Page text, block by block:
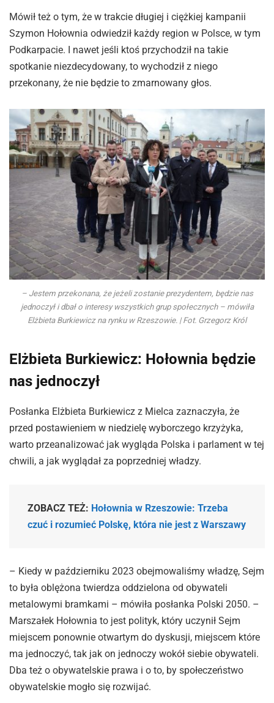
Mówił też o tym, że w trakcie długiej i ciężkiej kampanii
Szymon Hołownia odwiedził każdy region w Polsce, w tym
Podkarpacie. I nawet jeśli ktoś przychodził na takie
spotkanie niezdecydowany, to wychodził z niego
przekonany, że nie będzie to zmarnowany głos.
– Jestem przekonana, że jeżeli zostanie prezydentem, będzie nas
jednoczył i dbał o interesy wszystkich grup społecznych – mówiła
Elżbieta Burkiewicz na rynku w Rzeszowie. | Fot. Grzegorz Król
Elżbieta Burkiewicz: Hołownia będzie
nas jednoczył
Posłanka Elżbieta Burkiewicz z Mielca zaznaczyła, że
przed postawieniem w niedzielę wyborczego krzyżyka,
warto przeanalizować jak wygląda Polska i parlament w tej
chwili, a jak wyglądał za poprzedniej władzy.
ZOBACZ TEŻ: Hołownia w Rzeszowie: Trzeba
czuć i rozumieć Polskę, która nie jest z Warszawy
– Kiedy w październiku 2023 obejmowaliśmy władzę, Sejm
to była oblężona twierdza oddzielona od obywateli
metalowymi bramkami – mówiła posłanka Polski 2050. –
Marszałek Hołownia to jest polityk, który uczynił Sejm
miejscem ponownie otwartym do dyskusji, miejscem które
ma jednoczyć, tak jak on jednoczy wokół siebie obywateli.
Dba też o obywatelskie prawa i o to, by społeczeństwo
obywatelskie mogło się rozwijać.